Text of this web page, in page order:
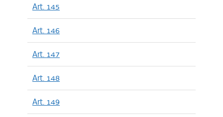
Art. 145
Art. 146
Art. 147
Art. 148
Art. 149